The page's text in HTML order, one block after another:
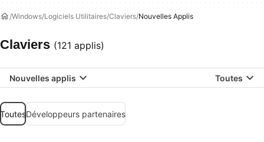
Windows Logiciels Utilitaires Claviers Nouvelles Applis
Claviers (121 applis)
Nouvelles applis Toutes
ToutesDéveloppeurs partenaires